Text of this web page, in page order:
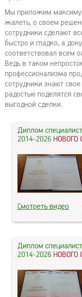
Мы приложим
жалеть, о своем
сотрудники сделают
быстро и гладко, а
соответствовал всем
Ведь в таком
профессионализма
сотрудники знают
радостью поделятся
выгодной сделки.
Диплом
2014-2026НОВОГО
Смотреть видео
Диплом
2014-2026НОВОГО